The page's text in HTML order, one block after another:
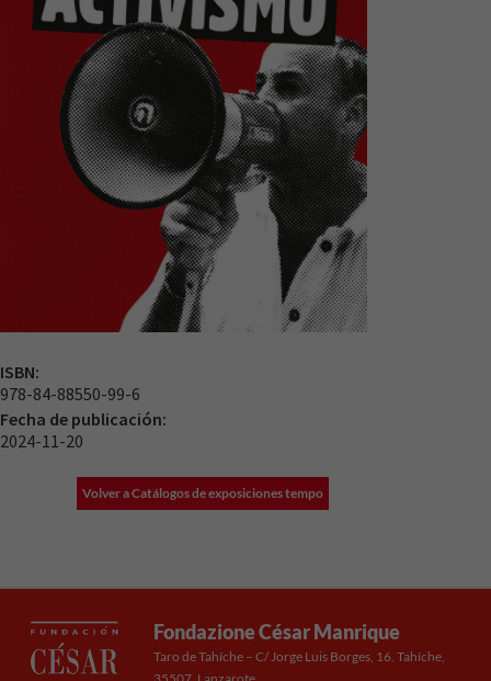
ISBN:
978-84-88550-99-6
Fecha de publicación:
2024-11-20
Volver a Catálogos de exposiciones tempo
Fondazione César Manrique
Taro de Tahíche – C/ Jorge Luis Borges, 16. Tahíche,